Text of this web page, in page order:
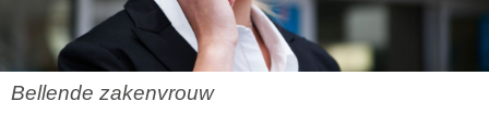
Bellende zakenvrouw